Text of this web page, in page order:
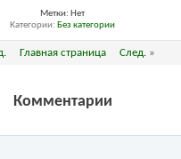
Метки: Нет
Категории Без категории
Главная страница След. »
Комментарии